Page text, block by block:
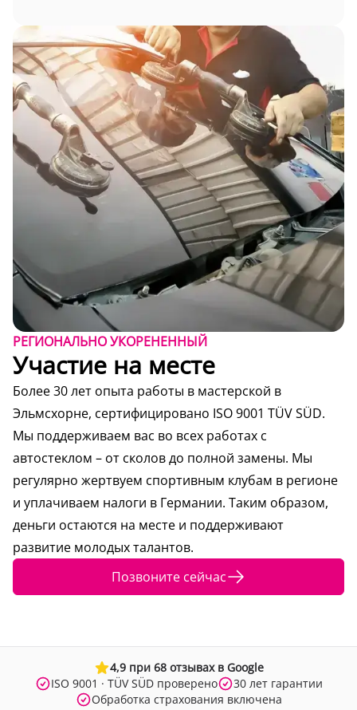
РЕГИОНАЛЬНО УКОРЕНЕННЫЙ
Участие на месте
Более 30 лет опыта работы в мастерской в
Эльмсхорне, сертифицировано ISO 9001 TÜV SÜD.
Мы поддерживаем вас во всех работах с
автостеклом – от сколов до полной замены. Мы
регулярно жертвуем спортивным клубам в регионе
и уплачиваем налоги в Германии. Таким образом,
деньги остаются на месте и поддерживают
развитие молодых талантов.
Позвоните сейчас
4,9 при 68 отзывах в Google
ISO 9001 · TÜV SÜD проверено
30 лет гарантии
Обработка страхования включена